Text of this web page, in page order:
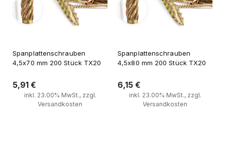
Spanplattenschrauben
4,5x70 mm 200 Stück TX20
5,91 €
inkl. 23.00% MwSt., zzgl.
Versandkosten
Spanplattenschrauben
4,5x80 mm 200 Stück TX20
6,15 €
inkl. 23.00% MwSt., zzgl.
Versandkosten